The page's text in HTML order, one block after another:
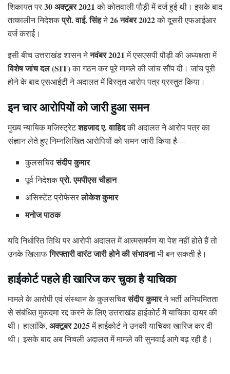
शिकायत पर30 अक्टूबर 2021को कोतवाली पौड़ी में दर्ज हुई थी। इसके बाद
तत्कालीन निदेशकप्रो. वाई. सिंहने26 नवंबर 2022को दूसरी एफआईआर
दर्ज कराई।
इसी बीच उत्तराखंड शासन नेनवंबर 2021में एसएसपी पौड़ी की अध्यक्षता में
विशेष जांच दल (SIT)का गठन कर पूरे मामले की जांच सौंप दी। जांच पूरी
होने के बाद एसआईटी ने अदालत में विस्तृत आरोप पत्र प्रस्तुत किया।
इन चार आरोपियों को जारी हुआ समन
मुख्य न्यायिक मजिस्ट्रेटशहजाद ए. वाहिदकी अदालत ने आरोप पत्र का
संज्ञान लेते हुए निम्नलिखित आरोपियों को समन जारी किया है—
कुलसचिवसंदीप कुमार
पूर्व निदेशकप्रो. एमपीएस चौहान
असिस्टेंट प्रोफेसरलोकेश कुमार
मनोज पाठक
यदि निर्धारित तिथि पर आरोपी अदालत में आत्मसमर्पण या पेश नहीं होते हैं तो
उनके खिलाफगिरफ्तारी वारंट जारी होने की संभावनाभी बन सकती है।
हाईकोर्ट पहले ही खारिज कर चुका है याचिका
मामले के आरोपी एवं संस्थान के कुलसचिवसंदीप कुमारने भर्ती अनियमितता
से संबंधित मुकदमा रद्द करने के लिए उत्तराखंड हाईकोर्ट में याचिका दायर की
थी। हालांकि, अक्टूबर 2025में हाईकोर्ट ने उनकी याचिका खारिज कर दी
थी। इसके बाद अब निचली अदालत में मामले की सुनवाई आगे बढ़ रही है।